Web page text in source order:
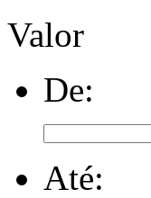
Valor
De:
Até: